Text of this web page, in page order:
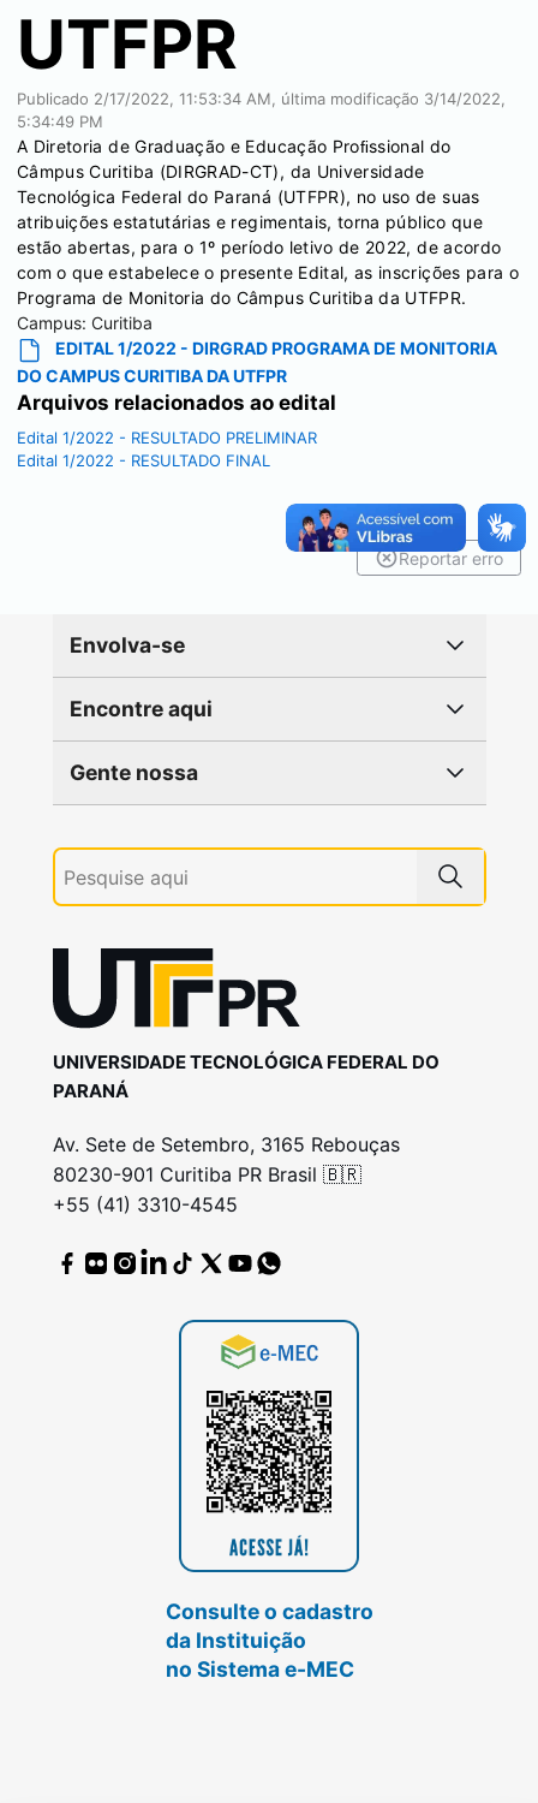
UTFPR
Publicado 2/17/2022, 11:53:34 AM , última modificação 3/14/2022,
5:34:49 PM
A Diretoria de Graduação e Educação Proﬁssional do
Câmpus Curitiba (DIRGRAD-CT), da Universidade
Tecnológica Federal do Paraná (UTFPR), no uso de suas
atribuições estatutárias e regimentais, torna público que
estão abertas, para o 1º período letivo de 2022, de acordo
com o que estabelece o presente Edital, as inscrições para o
Programa de Monitoria do Câmpus Curitiba da UTFPR.
Campus: Curitiba
EDITAL 1/2022 - DIRGRAD PROGRAMA DE MONITORIA
DO CAMPUS CURITIBA DA UTFPR
Arquivos relacionados ao edital
Edital 1/2022 - RESULTADO PRELIMINAR
Edital 1/2022 - RESULTADO FINAL
Reportar erro
Envolva-se
Encontre aqui
Gente nossa
UNIVERSIDADE TECNOLÓGICA FEDERAL DO
PARANÁ
Av. Sete de Setembro, 3165 Rebouças
80230-901 Curitiba PR Brasil 🇧🇷
+55 (41) 3310-4545
Consulte o cadastro
da Instituição
no Sistema e-MEC